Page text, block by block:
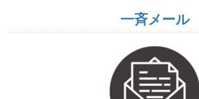
一斉メール